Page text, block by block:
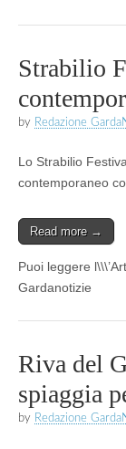
Strabilio
by Redazione
Lo Strabilio
contemporaneo
Read more →
Puoi leggere
Gardanotizie
Riva del
spiaggia
by Redazione